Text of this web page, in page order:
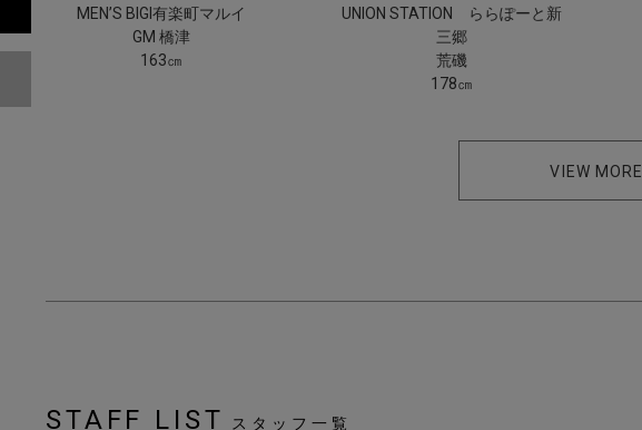
MEN’S BIGI有楽町マルイ
GM 橋津
163㎝
UNION STATION ららぽーと新
三郷
荒磯
178㎝
VIEW MORE
STAFF LIST スタッフ一覧